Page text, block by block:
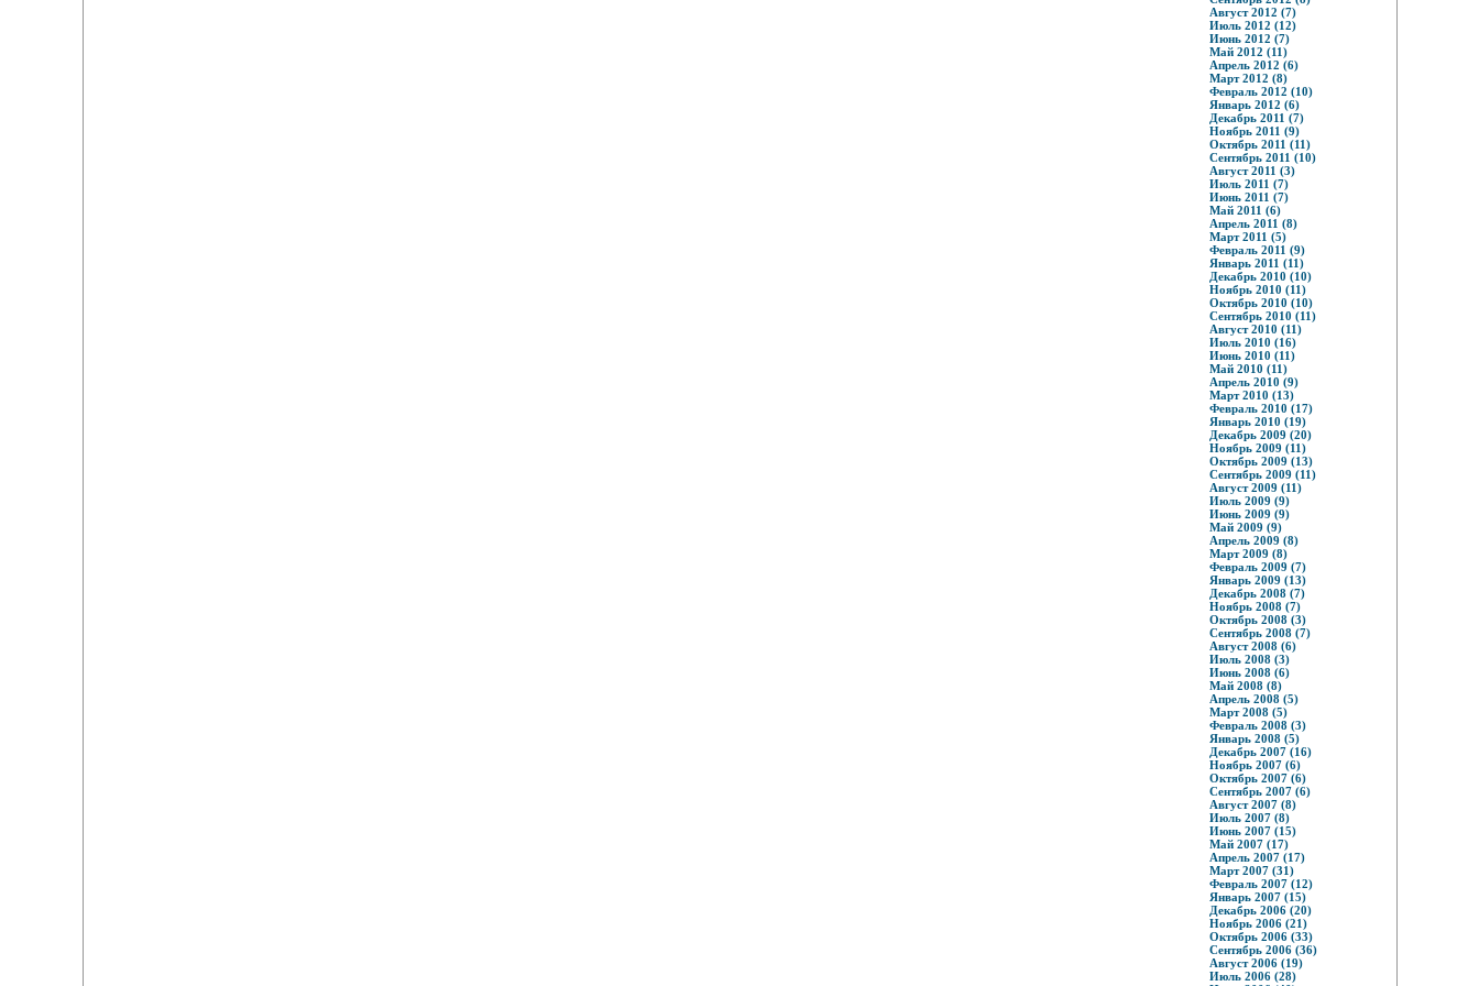
Август 2012 (7)
Июль 2012 (12)
Июнь 2012 (7)
Май 2012 (11)
Апрель 2012 (6)
Март 2012 (8)
Февраль 2012 (10)
Январь 2012 (6)
Декабрь 2011 (7)
Ноябрь 2011 (9)
Октябрь 2011 (11)
Сентябрь 2011 (10)
Август 2011 (3)
Июль 2011 (7)
Июнь 2011 (7)
Май 2011 (6)
Апрель 2011 (8)
Март 2011 (5)
Февраль 2011 (9)
Январь 2011 (11)
Декабрь 2010 (10)
Ноябрь 2010 (11)
Октябрь 2010 (10)
Сентябрь 2010 (11)
Август 2010 (11)
Июль 2010 (16)
Июнь 2010 (11)
Май 2010 (11)
Апрель 2010 (9)
Март 2010 (13)
Февраль 2010 (17)
Январь 2010 (19)
Декабрь 2009 (20)
Ноябрь 2009 (11)
Октябрь 2009 (13)
Сентябрь 2009 (11)
Август 2009 (11)
Июль 2009 (9)
Июнь 2009 (9)
Май 2009 (9)
Апрель 2009 (8)
Март 2009 (8)
Февраль 2009 (7)
Январь 2009 (13)
Декабрь 2008 (7)
Ноябрь 2008 (7)
Октябрь 2008 (3)
Сентябрь 2008 (7)
Август 2008 (6)
Июль 2008 (3)
Июнь 2008 (6)
Май 2008 (8)
Апрель 2008 (5)
Март 2008 (5)
Февраль 2008 (3)
Январь 2008 (5)
Декабрь 2007 (16)
Ноябрь 2007 (6)
Октябрь 2007 (6)
Сентябрь 2007 (6)
Август 2007 (8)
Июль 2007 (8)
Июнь 2007 (15)
Май 2007 (17)
Апрель 2007 (17)
Март 2007 (31)
Февраль 2007 (12)
Январь 2007 (15)
Декабрь 2006 (20)
Ноябрь 2006 (21)
Октябрь 2006 (33)
Сентябрь 2006 (36)
Август 2006 (19)
Июль 2006 (28)